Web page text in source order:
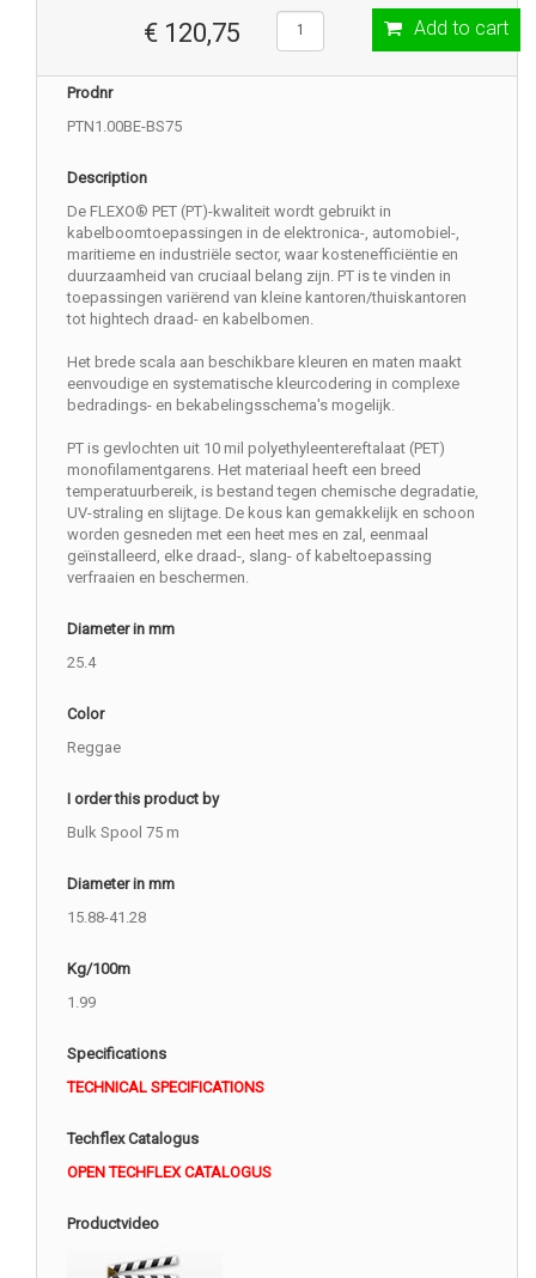
€ 120,75 Add to cart
Prodnr
PTN1.00BE-BS75
Description
De FLEXO® PET (PT)-kwaliteit wordt gebruikt in
kabelboomtoepassingen in de elektronica-, automobiel-,
maritieme en industriële sector, waar kostenefficiëntie en
duurzaamheid van cruciaal belang zijn. PT is te vinden in
toepassingen variërend van kleine kantoren/thuiskantoren
tot hightech draad- en kabelbomen.
Het brede scala aan beschikbare kleuren en maten maakt
eenvoudige en systematische kleurcodering in complexe
bedradings- en bekabelingsschema's mogelijk.
PT is gevlochten uit 10 mil polyethyleentereftalaat (PET)
monofilamentgarens. Het materiaal heeft een breed
temperatuurbereik, is bestand tegen chemische degradatie,
UV-straling en slijtage. De kous kan gemakkelijk en schoon
worden gesneden met een heet mes en zal, eenmaal
geïnstalleerd, elke draad-, slang- of kabeltoepassing
verfraaien en beschermen.
Diameter in mm
25.4
Color
Reggae
I order this product by
Bulk Spool 75 m
Diameter in mm
15.88-41.28
Kg/100m
1.99
Specifications
TECHNICAL SPECIFICATIONS
Techflex Catalogus
OPEN TECHFLEX CATALOGUS
Productvideo